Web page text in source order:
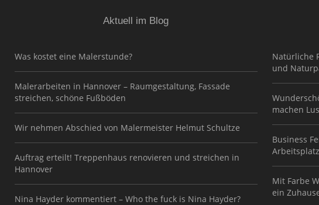
Aktuell im Blog
Was kostet eine Malerstunde?
Malerarbeiten in Hannover – Raumgestaltung, Fassade
streichen, schöne Fußböden
Wir nehmen Abschied von Malermeister Helmut Schultze
Auftrag erteilt! Treppenhaus renovieren und streichen in
Hannover
Nina Hayder kommentiert – Who the fuck is Nina Hayder?
Natürliche
und
machen
Business
Arbeitsplatz
Mit Farbe
ein